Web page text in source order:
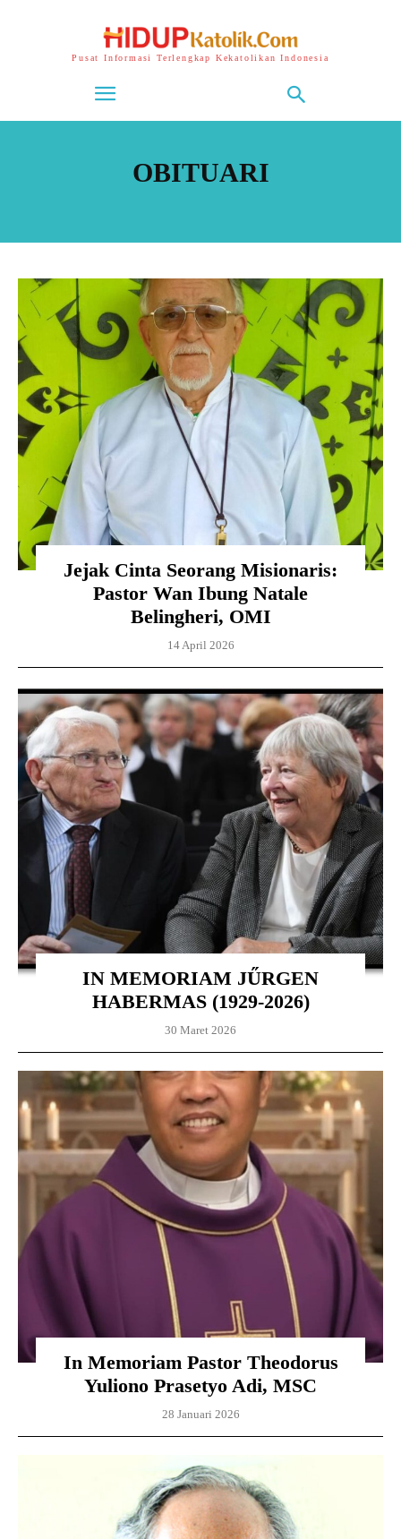
Pusat Informasi Terlengkap Kekatolikan Indonesia
OBITUARI
Jejak Cinta Seorang Misionaris:
Pastor Wan Ibung Natale
Belingheri, OMI
14 April 2026
IN MEMORIAM JŰRGEN
HABERMAS (1929-2026)
30 Maret 2026
In Memoriam Pastor Theodorus
Yuliono Prasetyo Adi, MSC
28 Januari 2026